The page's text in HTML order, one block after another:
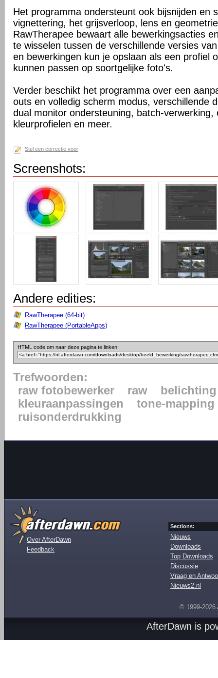
Het programma ondersteunt ook bijsnijden en
vignettering, het grijsverloop, lens en
RawTherapee bewaart alle bewerkingsacties
te wisselen tussen de verschillende versies
en bewerkingen kun je opslaan als een profiel
kunnen passen op soortgelijke foto's.
Verder beschikt het programma over een
outs en volledig scherm modus, verschillende
dual monitor ondersteuning, batch-verwerking,
kleurprofielen en meer.
Stel een correctie voor
Screenshots:
Andere edities:
RawTherapee (64-bit)
RawTherapee (PortableApps)
HTML code om naar deze pagina te linken:
Trefwoorden:
raw fotobewerker
raw
belichting
kleuraanpassingen
tone-mapping
ruisonderdrukking
Over AfterDawn
Feedback
Sections:
Nieuws
Downloads
Top Downloads
Discussie
Vraag en
Nieuws2.nl
© 1999-2026
AfterDawn is